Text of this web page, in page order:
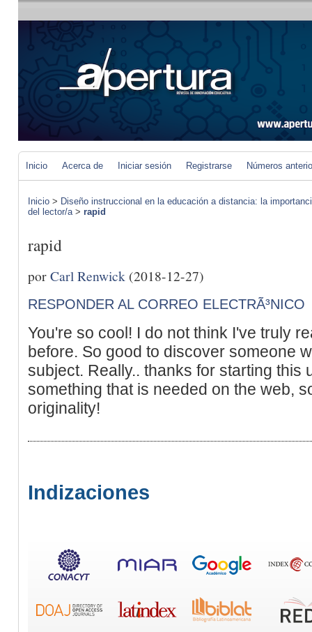
Inicio Acerca de Iniciar sesión Registrarse Números
Inicio > Diseño instruccional en la educación a distancia: la
del lector/a> rapid
rapid
porCarl Renwick (2018-12-27)
RESPONDER AL CORREO ELECTRÃ³NICO
You're so cool! I do not think I've truly
before. So good to discover someone
subject. Really.. thanks for starting this
something that is needed on the web,
originality!
Indizaciones